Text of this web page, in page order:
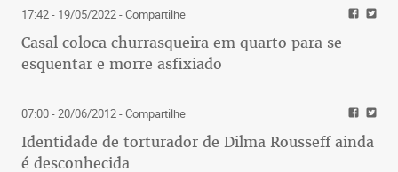
17:42 - 19/05/2022- Compartilhe
Casal coloca churrasqueira em quarto para se
esquentar e morre asfixiado
07:00 - 20/06/2012- Compartilhe
Identidade de torturador de Dilma Rousseff ainda
é desconhecida